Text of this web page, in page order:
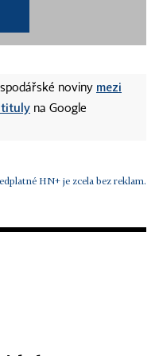
noviny mezi
tituly na Google
HN+ je zcela bez reklam.